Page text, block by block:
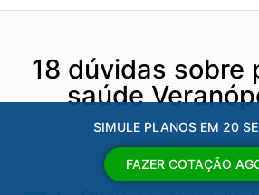
18 dúvidas sobre
saúde
SIMULE PLANOS EM 20
FAZER COTAÇÃO